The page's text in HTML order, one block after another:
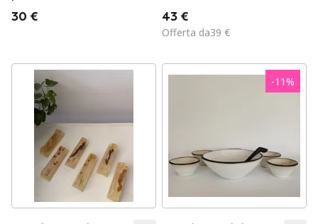
modello May, circa
30 €
metà secolo,
Stutzel Sachs Aalen,
autunnale.
43 €
Offerta da39 €
-11%